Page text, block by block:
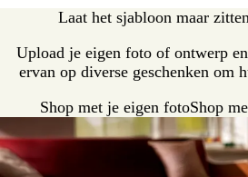
Laat het sjabloon maar
Upload je eigen foto of ontwerp
ervan op diverse geschenken om
Shop met je eigen fotoShop